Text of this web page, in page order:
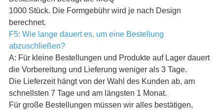
1000 Stück. Die Formgebühr wird je nach Design
berechnet.
F5: Wie lange dauert es, um eine Bestellung
abzuschließen?
A: Für kleine Bestellungen und Produkte auf Lager dauert
die Vorbereitung und Lieferung weniger als 3 Tage.
Die Lieferzeit hängt von der Wahl des Kunden ab, am
schnellsten 7 Tage und am längsten 1 Monat.
Für große Bestellungen müssen wir alles bestätigen,